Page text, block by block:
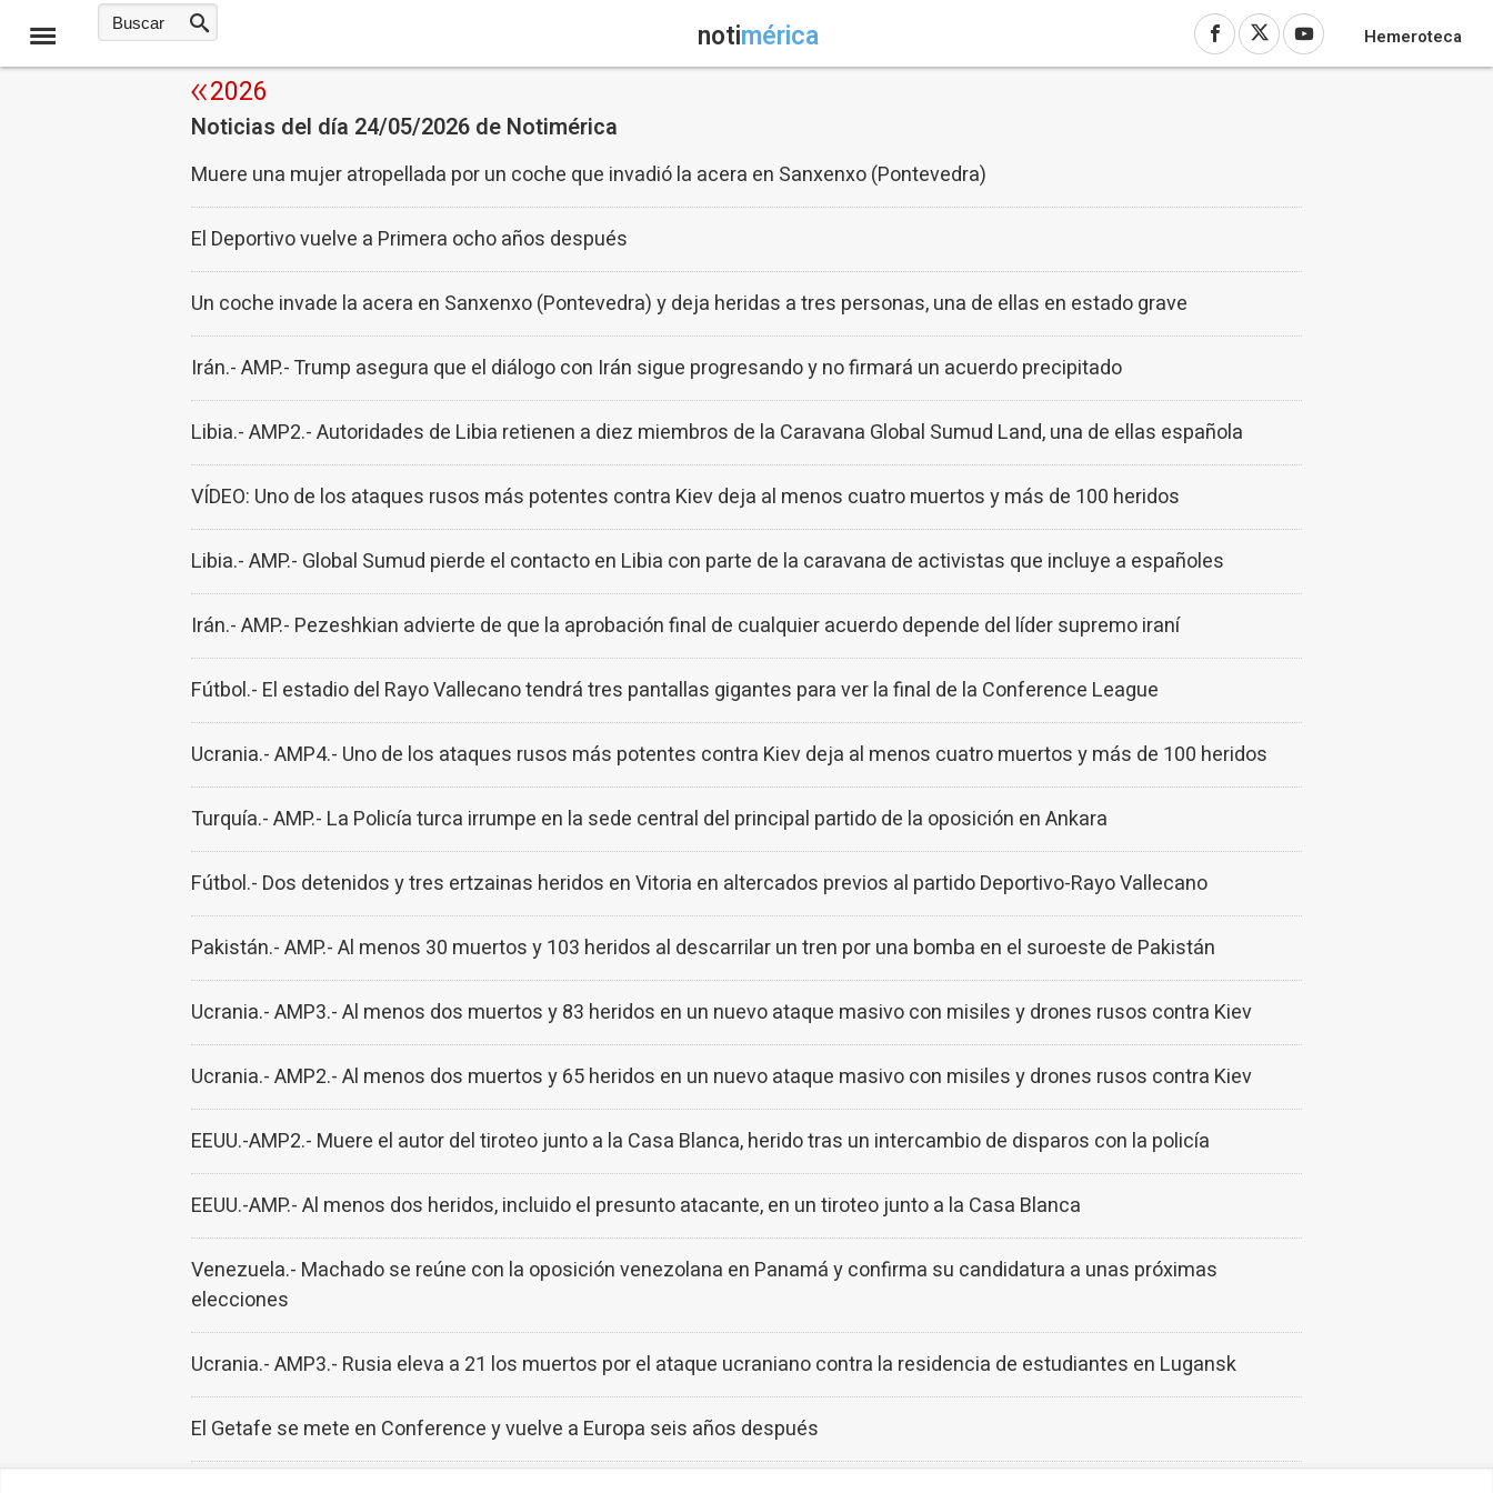
notimérica Hemeroteca
2026
Noticias del día 24/05/2026 de Notimérica
Muere una mujer atropellada por un coche que invadió la acera en Sanxenxo (Pontevedra)
El Deportivo vuelve a Primera ocho años después
Un coche invade la acera en Sanxenxo (Pontevedra) y deja heridas a tres personas, una de ellas en estado grave
Irán.- AMP.- Trump asegura que el diálogo con Irán sigue progresando y no firmará un acuerdo precipitado
Libia.- AMP2.- Autoridades de Libia retienen a diez miembros de la Caravana Global Sumud Land, una de ellas española
VÍDEO: Uno de los ataques rusos más potentes contra Kiev deja al menos cuatro muertos y más de 100 heridos
Libia.- AMP.- Global Sumud pierde el contacto en Libia con parte de la caravana de activistas que incluye a españoles
Irán.- AMP.- Pezeshkian advierte de que la aprobación final de cualquier acuerdo depende del líder supremo iraní
Fútbol.- El estadio del Rayo Vallecano tendrá tres pantallas gigantes para ver la final de la Conference League
Ucrania.- AMP4.- Uno de los ataques rusos más potentes contra Kiev deja al menos cuatro muertos y más de 100 heridos
Turquía.- AMP.- La Policía turca irrumpe en la sede central del principal partido de la oposición en Ankara
Fútbol.- Dos detenidos y tres ertzainas heridos en Vitoria en altercados previos al partido Deportivo-Rayo Vallecano
Pakistán.- AMP.- Al menos 30 muertos y 103 heridos al descarrilar un tren por una bomba en el suroeste de Pakistán
Ucrania.- AMP3.- Al menos dos muertos y 83 heridos en un nuevo ataque masivo con misiles y drones rusos contra Kiev
Ucrania.- AMP2.- Al menos dos muertos y 65 heridos en un nuevo ataque masivo con misiles y drones rusos contra Kiev
EEUU.-AMP2.- Muere el autor del tiroteo junto a la Casa Blanca, herido tras un intercambio de disparos con la policía
EEUU.-AMP.- Al menos dos heridos, incluido el presunto atacante, en un tiroteo junto a la Casa Blanca
Venezuela.- Machado se reúne con la oposición venezolana en Panamá y confirma su candidatura a unas próximas
elecciones
Ucrania.- AMP3.- Rusia eleva a 21 los muertos por el ataque ucraniano contra la residencia de estudiantes en Lugansk
El Getafe se mete en Conference y vuelve a Europa seis años después